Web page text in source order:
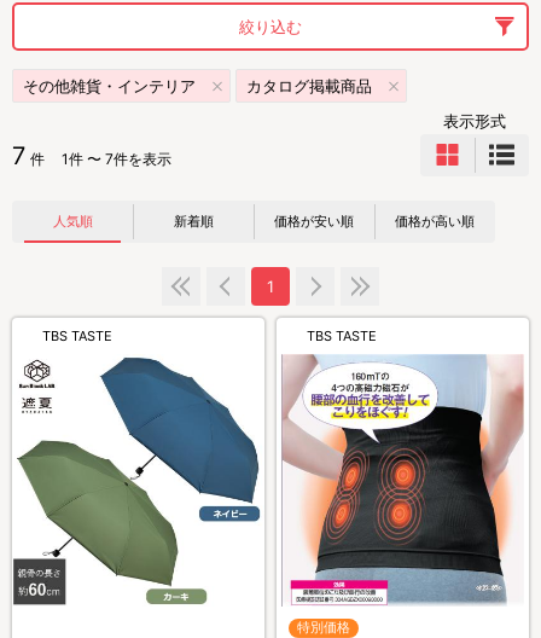
絞り込む
その他雑貨・インテリア カタログ掲載商品
7 件 1件 〜 7件を表示
表示形式
人気順 新着順 価格が安い順 価格が高い順
1
TBS TASTE TBS TASTE
特別価格